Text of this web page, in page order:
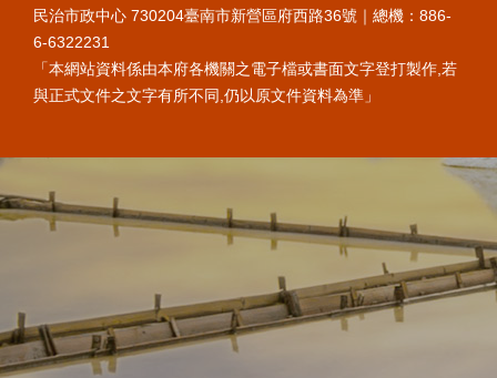
民治市政中心 730204臺南市新營區府西路36號｜總機：886-
6-6322231
「本網站資料係由本府各機關之電子檔或書面文字登打製作,若
與正式文件之文字有所不同,仍以原文件資料為準」